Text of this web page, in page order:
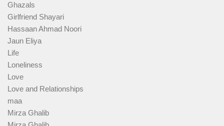
Ghazals
Girlfriend Shayari
Hassaan Ahmad Noori
Jaun Eliya
Life
Loneliness
Love
Love and Relationships
maa
Mirza Ghalib